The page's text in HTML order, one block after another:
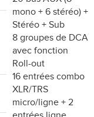
mono + 6 stéréo) +
Stéréo + Sub
8 groupes de DCA
avec fonction
Roll-out
16 entrées combo
XLR/TRS
micro/ligne + 2